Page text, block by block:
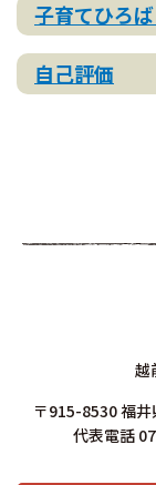
子育てひろば
自己評価
越
〒915-8530 福
代表電話